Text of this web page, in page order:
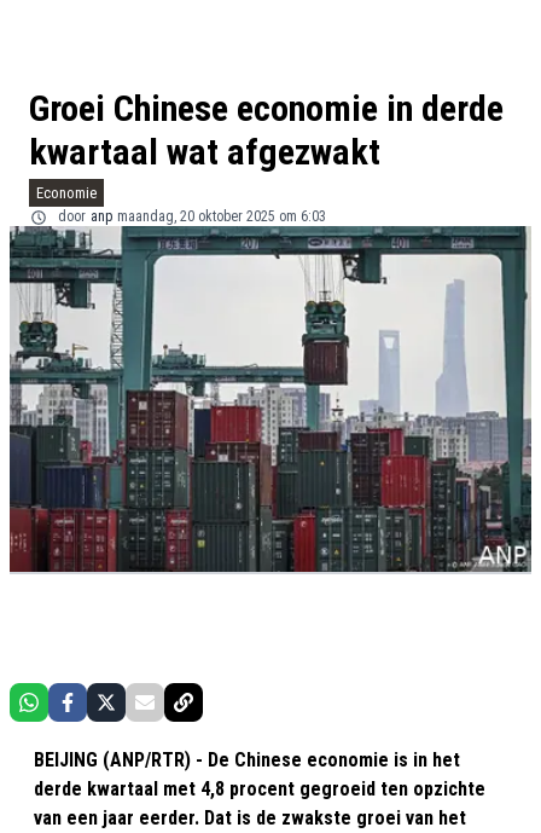
Groei Chinese economie in derde
kwartaal wat afgezwakt
Economie
door anp maandag, 20 oktober 2025 om 6:03
BEIJING (ANP/RTR) - De Chinese economie is in het
derde kwartaal met 4,8 procent gegroeid ten opzichte
van een jaar eerder. Dat is de zwakste groei van het